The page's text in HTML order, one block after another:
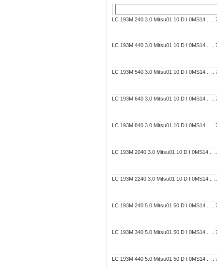
LC 193M 240 3.0 Mitsu01 10 D I 0MS14 .. ..
LC 193M 440 3.0 Mitsu01 10 D I 0MS14 .. ..
LC 193M 540 3.0 Mitsu01 10 D I 0MS14 .. ..
LC 193M 640 3.0 Mitsu01 10 D I 0MS14 .. ..
LC 193M 840 3.0 Mitsu01 10 D I 0MS14 .. ..
LC 193M 2040 3.0 Mitsu01 10 D I 0MS14 ..
LC 193M 2240 3.0 Mitsu01 10 D I 0MS14 ..
LC 193M 240 5.0 Mitsu01 50 D I 0MS14 .. ..
LC 193M 340 5.0 Mitsu01 50 D I 0MS14 .. ..
LC 193M 440 5.0 Mitsu01 50 D I 0MS14 .. ..